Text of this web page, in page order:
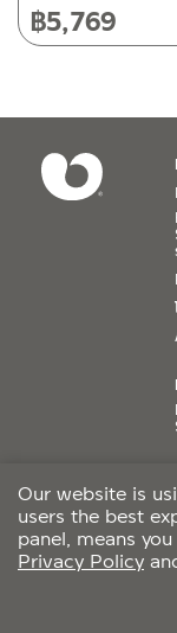
Saturday 8:30-
Closed on Sunday
1. A proof of
to validate
the date of
purchase, no
2. To be eligible
its proper
cracks, or impact
3. Warranty shall
be guaranteed
Therefore, the
replacement of
฿5,769
Our website is
users the best
panel, means
Privacy Policy